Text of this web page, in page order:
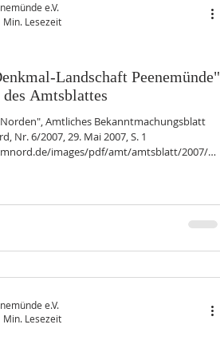
Landschaft Peenemünde"
Amtsblattes
Amtliches Bekanntmachungsblatt
Nr. 6/2007, 29. Mai 2007, S. 1
images/pdf/amt/amtsblatt/2007/22
e.V.
Min. Lesezeit
e.V.
Min. Lesezeit